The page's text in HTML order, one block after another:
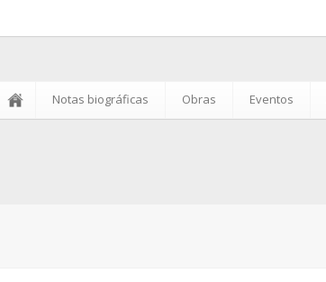
Notas biográficas Obras Eventos